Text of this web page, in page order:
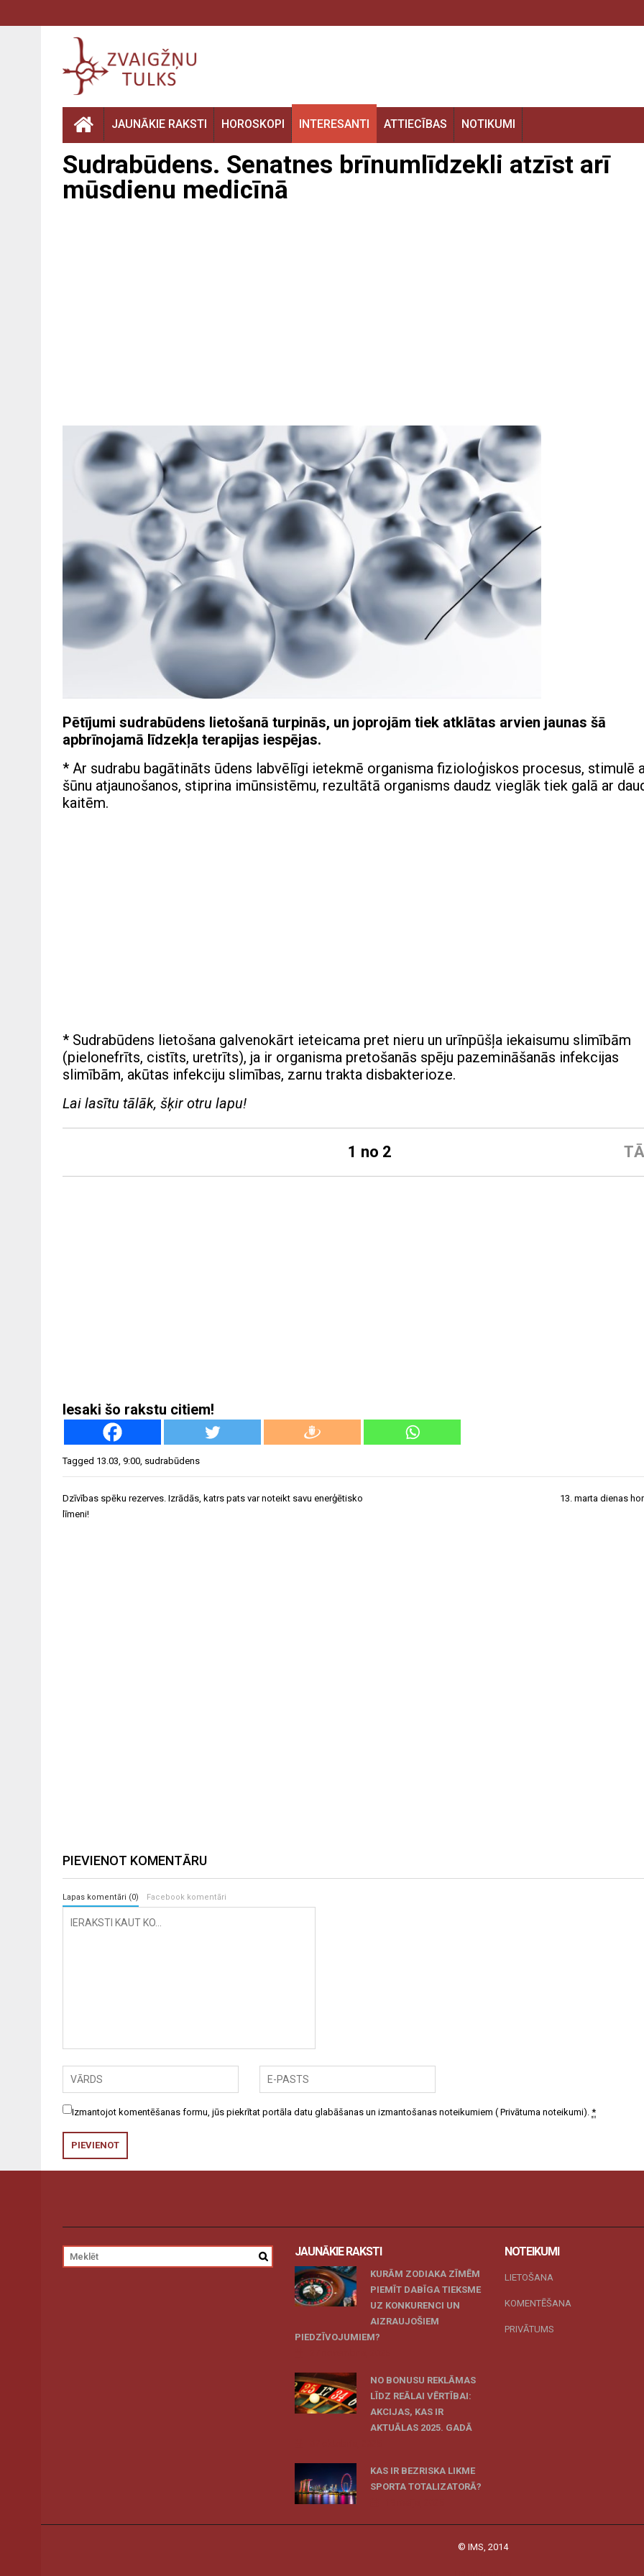
JAUNĀKIE RAKSTI HOROSKOPI INTERESANTI ATTIECĪBAS NOTIKUMI
Sudrabūdens. Senatnes brīnumlīdzekli atzīst arī
mūsdienu medicīnā
Pētījumi sudrabūdens lietošanā turpinās, un joprojām tiek atklātas arvien jaunas šā
apbrīnojamā līdzekļa terapijas iespējas.
* Ar sudrabu bagātināts ūdens labvēlīgi ietekmē organisma fizioloģiskos procesus, stimulē
šūnu atjaunošanos, stiprina imūnsistēmu, rezultātā organisms daudz vieglāk tiek galā ar
kaitēm.
* Sudrabūdens lietošana galvenokārt ieteicama pret nieru un urīnpūšļa iekaisumu slimībām
(pielonefrīts, cistīts, uretrīts), ja ir organisma pretošanās spēju pazemināšanās infekcijas
slimībām, akūtas infekciju slimības, zarnu trakta disbakterioze.
Lai lasītu tālāk, šķir otru lapu!
1 no 2
Iesaki šo rakstu citiem!
Tagged 13.03 9:00 sudrabūdens
Ziņu
izvēlne
Dzīvības spēku rezerves. Izrādās, katrs pats var noteikt savu enerģētisko
līmeni!
13. marta dienas
PIEVIENOT KOMENTĀRU
Lapas komentāri (0) Facebook komentāri
Izmantojot komentēšanas formu, jūs piekrītat portāla datu glabāšanas un izmantošanas noteikumiem ( Privātuma noteikumi). *
JAUNĀKIE RAKSTI
KURĀM ZODIAKA ZĪMĒM
PIEMĪT DABĪGA TIEKSME
UZ KONKURENCI UN
AIZRAUJOŠIEM
PIEDZĪVOJUMIEM?
NO BONUSU REKLĀMAS
LĪDZ REĀLAI VĒRTĪBAI:
AKCIJAS, KAS IR
AKTUĀLAS 2025. GADĀ
KAS IR BEZRISKA LIKME
SPORTA TOTALIZATORĀ?
NOTEIKUMI
LIETOŠANA
KOMENTĒŠANA
PRIVĀTUMS
© IMS, 2014